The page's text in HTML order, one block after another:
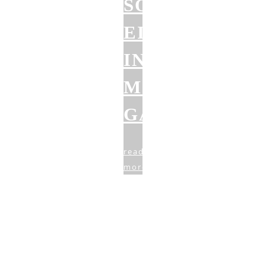
SOLIDER
EINSTIEG
INS
MOBILE
GAMING
read
more